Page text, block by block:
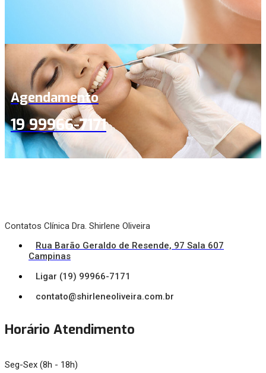
Agendamento
19 99966-7171
Contatos Clínica Dra. Shirlene Oliveira
Rua Barão Geraldo de Resende, 97 Sala 607
Campinas
Ligar (19) 99966-7171
contato@shirleneoliveira.com.br
Horário Atendimento
Seg-Sex (8h - 18h)